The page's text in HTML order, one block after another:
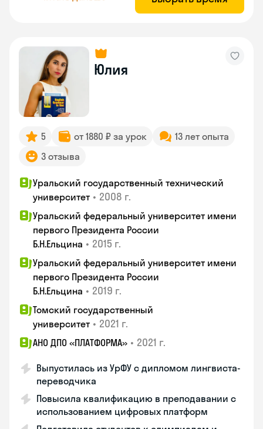
Юлия
5 от 1880 ₽ за урок
13 лет опыта
3 отзыва
Уральский государственный технический
университет • 2008 г.
Уральский федеральный университет имени
первого Президента России
Б.Н.Ельцина • 2015 г.
Уральский федеральный университет имени
первого Президента России
Б.Н.Ельцина • 2019 г.
Томский государственный
университет • 2021 г.
АНО ДПО «ПЛАТФОРМА» • 2021 г.
Выпустилась из УрФУ с дипломом лингвиста-
переводчика
Повысила квалификацию в преподавании с
использованием цифровых платформ